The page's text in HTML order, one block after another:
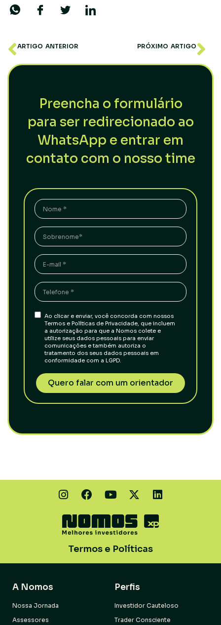
ARTIGO ANTERIOR PRÓXIMO ARTIGO
Preencha o formulário
para ser redirecionado ao
WhatsApp e entrar em
contato com o nosso time
Ao clicar e enviar, você concorda com nossos
Termos e Políticas de Privacidade, que incluem
a autorização para que a Nomos colete e
utilize seus dados pessoais para enviar
comunicações e também autoriza o
tratamento dos seus dados pessoais em
conformidade com a LGPD.
Quero falar com um orientador
Termos e Políticas
A Nomos
Nossa Jornada
Assessores
Perfis
Investidor Cauteloso
Trader Consciente